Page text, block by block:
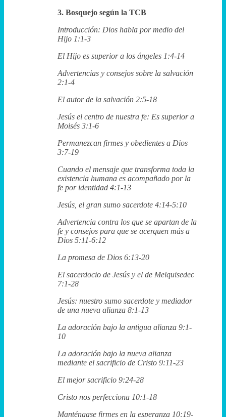
3. Bosquejo según la TCB
Introducción: Dios habla por medio del
Hijo 1:1-3
El Hijo es superior a los ángeles 1:4-14
Advertencias y consejos sobre la salvación
2:1-4
El autor de la salvación 2:5-18
Jesús el centro de nuestra fe: Es superior a
Moisés 3:1-6
Permanezcan firmes y obedientes a Dios
3:7-19
Cuando el mensaje que transforma toda la
existencia humana es acompañado por la
fe por identidad 4:1-13
Jesús, el gran sumo sacerdote 4:14-5:10
Advertencia contra los que se apartan de la
fe y consejos para que se acerquen más a
Dios 5:11-6:12
La promesa de Dios 6:13-20
El sacerdocio de Jesús y el de Melquisedec
7:1-28
Jesús: nuestro sumo sacerdote y mediador
de una nueva alianza 8:1-13
La adoración bajo la antigua alianza 9:1-
10
La adoración bajo la nueva alianza
mediante el sacrificio de Cristo 9:11-23
El mejor sacrificio 9:24-28
Cristo nos perfecciona 10:1-18
Manténgase firmes en la esperanza 10:19-